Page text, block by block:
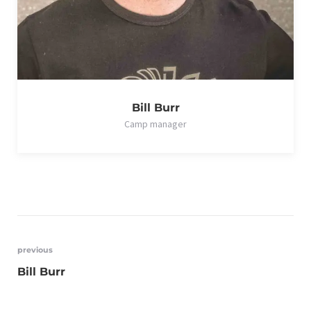
Bill Burr
Camp manager
previous
Bill Burr